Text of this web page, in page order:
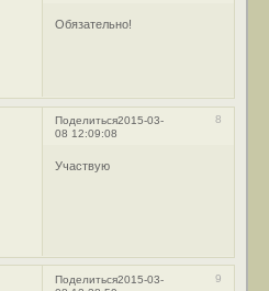
Обязательно!
Поделиться 8
2015-03-
08 12:09:08
Участвую
Поделиться 9
2015-03-